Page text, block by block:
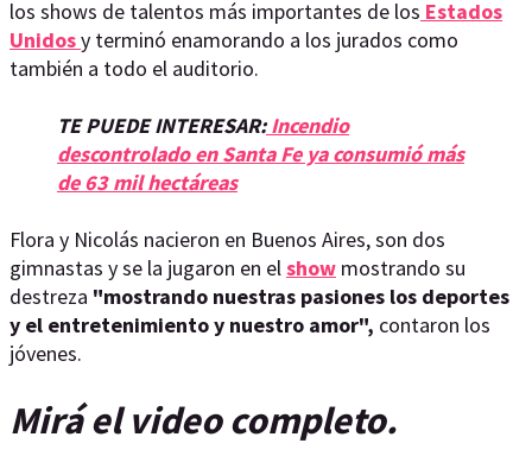
los shows de talentos más importantes de los Estados
Unidosy terminó enamorando a los jurados como
también a todo el auditorio.
TE PUEDE INTERESAR:Incendio
descontrolado en Santa Fe ya consumió más
de 63 mil hectáreas
Flora y Nicolás nacieron en Buenos Aires, son dos
gimnastas y se la jugaron en elshow mostrando su
destreza "mostrando nuestras pasiones los deportes
y el entretenimiento y nuestro amor", contaron los
jóvenes.
Mirá el video completo.